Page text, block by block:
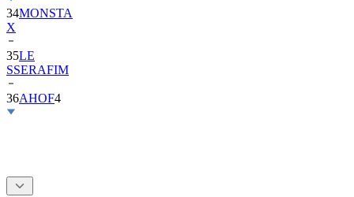
34MONSTA
X
35LE
SSERAFIM
36AHOF4